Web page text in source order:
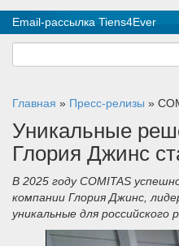
Email-рассылка Tiens4Ever
Главная » Пресс-релизы »
Уникальные
Глория Джинс
В 2025 году COMITAS
компании Глория Джинс,
уникальные для российского